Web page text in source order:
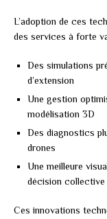
L’adoption de ces
des services à forte
Des simulations
d’extension
Une gestion
modélisation 3D
Des diagnostics
drones
Une meilleure
décision collective
Ces innovations